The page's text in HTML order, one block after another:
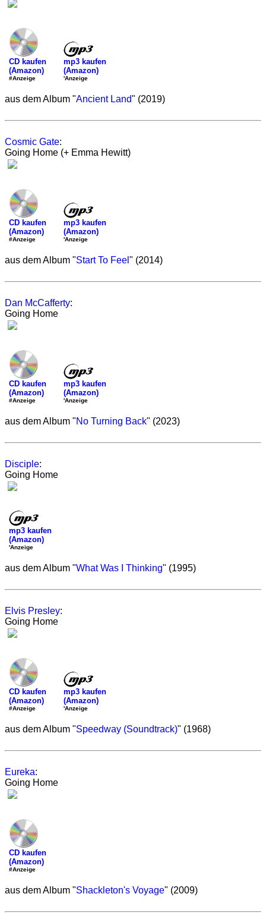
CD kaufen
(Amazon)
#Anzeige
mp3 kaufen
(Amazon)
'Anzeige
aus dem Album "Ancient Land" (2019)
Cosmic Gate:
Going Home (+ Emma Hewitt)
CD kaufen
(Amazon)
#Anzeige
mp3 kaufen
(Amazon)
'Anzeige
aus dem Album "Start To Feel " (2014)
Dan McCafferty:
Going Home
CD kaufen
(Amazon)
#Anzeige
mp3 kaufen
(Amazon)
'Anzeige
aus dem Album "No Turning Back" (2023)
Disciple:
Going Home
mp3 kaufen
(Amazon)
'Anzeige
aus dem Album "What Was I Thinking" (1995)
Elvis Presley:
Going Home
CD kaufen
(Amazon)
#Anzeige
mp3 kaufen
(Amazon)
'Anzeige
aus dem Album "Speedway (Soundtrack)" (1968)
Eureka:
Going Home
CD kaufen
(Amazon)
#Anzeige
aus dem Album "Shackleton's Voyage" (2009)